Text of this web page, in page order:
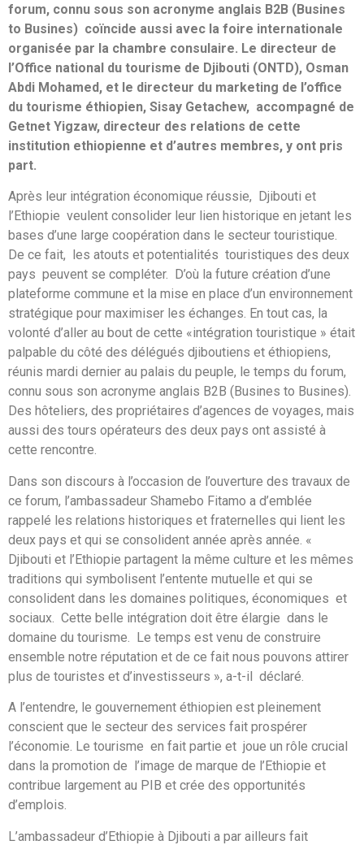
forum, connu sous son acronyme anglais B2B (Busines
to Busines) coïncide aussi avec la foire internationale
organisée par la chambre consulaire. Le directeur de
l’Office national du tourisme de Djibouti (ONTD), Osman
Abdi Mohamed, et le directeur du marketing de l’office
du tourisme éthiopien, Sisay Getachew, accompagné de
Getnet Yigzaw, directeur des relations de cette
institution ethiopienne et d’autres membres, y ont pris
part.
Après leur intégration économique réussie, Djibouti et
l’Ethiopie veulent consolider leur lien historique en jetant les
bases d’une large coopération dans le secteur touristique.
De ce fait, les atouts et potentialités touristiques des deux
pays peuvent se compléter. D’où la future création d’une
plateforme commune et la mise en place d’un environnement
stratégique pour maximiser les échanges. En tout cas, la
volonté d’aller au bout de cette «intégration touristique » était
palpable du côté des délégués djiboutiens et éthiopiens,
réunis mardi dernier au palais du peuple, le temps du forum,
connu sous son acronyme anglais B2B (Busines to Busines).
Des hôteliers, des propriétaires d’agences de voyages, mais
aussi des tours opérateurs des deux pays ont assisté à
cette rencontre.
Dans son discours à l’occasion de l’ouverture des travaux de
ce forum, l’ambassadeur Shamebo Fitamo a d’emblée
rappelé les relations historiques et fraternelles qui lient les
deux pays et qui se consolident année après année. «
Djibouti et l’Ethiopie partagent la même culture et les mêmes
traditions qui symbolisent l’entente mutuelle et qui se
consolident dans les domaines politiques, économiques et
sociaux. Cette belle intégration doit être élargie dans le
domaine du tourisme. Le temps est venu de construire
ensemble notre réputation et de ce fait nous pouvons attirer
plus de touristes et d’investisseurs », a-t-il déclaré.
A l’entendre, le gouvernement éthiopien est pleinement
conscient que le secteur des services fait prospérer
l’économie. Le tourisme en fait partie et joue un rôle crucial
dans la promotion de l’image de marque de l’Ethiopie et
contribue largement au PIB et crée des opportunités
d’emplois.
L’ambassadeur d’Ethiopie à Djibouti a par ailleurs fait